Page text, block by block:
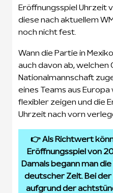
Eröffnungsspiel Uhrzeit
diese nach aktuellem
noch nicht fest.
Wann die Partie in
auch davon ab, welchen
Nationalmannschaft
eines Teams aus
flexibler zeigen und die
Uhrzeit nach vorn
👉 Als Richtwert
Eröffnungsspiel von
Damals begann man
deutscher Zeit. Bei
aufgrund der